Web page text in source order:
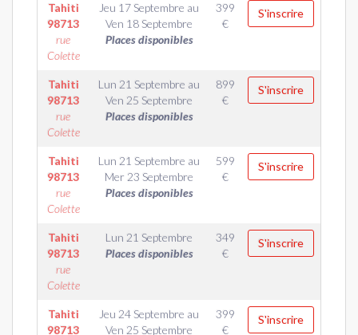
Tahiti
98713
rue
Colette
Jeu 17 Septembre au
Ven 18 Septembre
Places disponibles
399
€
S'inscrire
Tahiti
98713
rue
Colette
Lun 21 Septembre au
Ven 25 Septembre
Places disponibles
899
€
S'inscrire
Tahiti
98713
rue
Colette
Lun 21 Septembre au
Mer 23 Septembre
Places disponibles
599
€
S'inscrire
Tahiti
98713
rue
Colette
Lun 21 Septembre
Places disponibles
349
€
S'inscrire
Tahiti
98713
Jeu 24 Septembre au
Ven 25 Septembre
399
€
S'inscrire